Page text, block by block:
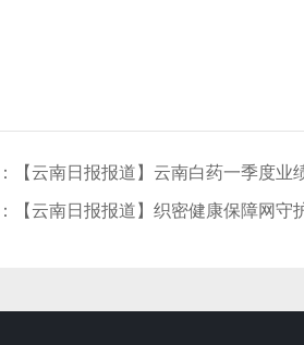
【云南日报报道】云南白药一季度
【云南日报报道】织密健康保障网